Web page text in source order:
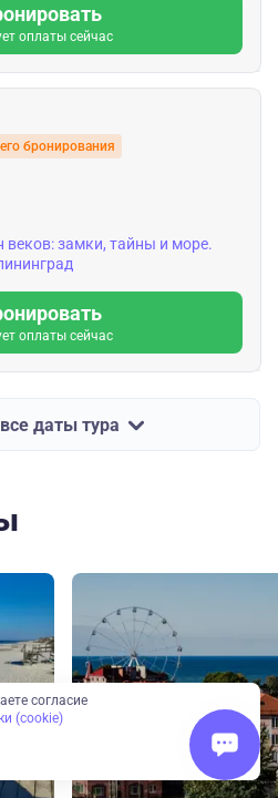
оплаты сейчас
бронирования
веков: замки, тайны и море.
оплаты сейчас
даты тура
согласие
(cookie)